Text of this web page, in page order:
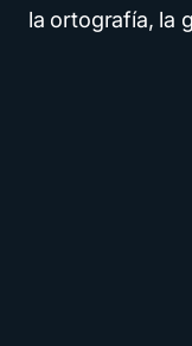
la ortografía, la